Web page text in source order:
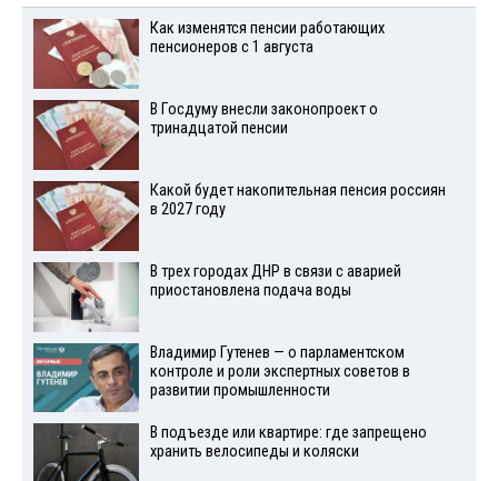
Как изменятся пенсии работающих
пенсионеров с 1 августа
В Госдуму внесли законопроект о
тринадцатой пенсии
Какой будет накопительная пенсия россиян
в 2027 году
В трех городах ДНР в связи с аварией
приостановлена подача воды
Владимир Гутенев — о парламентском
контроле и роли экспертных советов в
развитии промышленности
В подъезде или квартире: где запрещено
хранить велосипеды и коляски